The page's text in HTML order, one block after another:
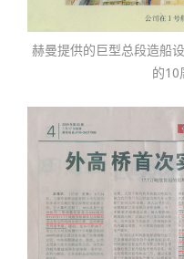
赫曼提供的巨型总段造船
的10